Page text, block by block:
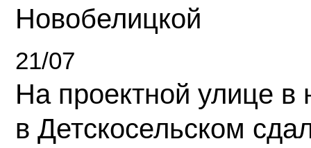
Новобелицкой
21/07
На проектной улице
в Детскосельском